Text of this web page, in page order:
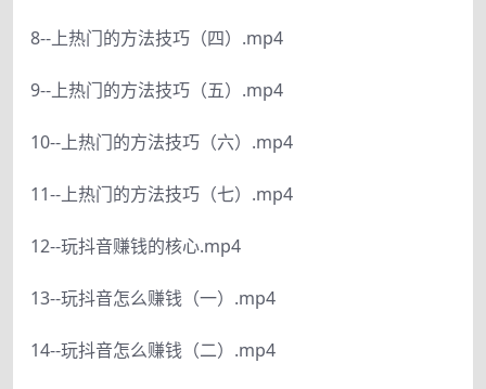
8--上热门的方法技巧（四）.mp4
9--上热门的方法技巧（五）.mp4
10--上热门的方法技巧（六）.mp4
11--上热门的方法技巧（七）.mp4
12--玩抖音赚钱的核心.mp4
13--玩抖音怎么赚钱（一）.mp4
14--玩抖音怎么赚钱（二）.mp4